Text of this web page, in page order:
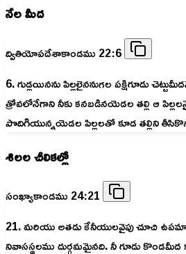
నేల మీద
ద్వితియోపదేశాకాండము 22:6
6. గుడ్లయినను పిల్లలైననుగల పక్షిగూడు
త్రోవలోనేగాని నీకు కనబడినయెడల తల్లి ఆ
పొదిగియున్నయెడల పిల్లలతో కూడ తల్లిని తీసికొనక
శిలల చీలికల్లో
సంఖ్యాకాండము 24:21
21. మరియు అతడు కేనీయులవైపు చూచి
నివాసస్థలము దుర్గమమైనది. నీ గూడు కొండమీద